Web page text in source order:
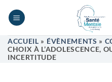
ACCUEIL » ÉVÈNEMENTS »
CHOIX À L’ADOLESCENCE,
INCERTITUDE